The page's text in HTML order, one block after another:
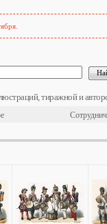
тиражной и